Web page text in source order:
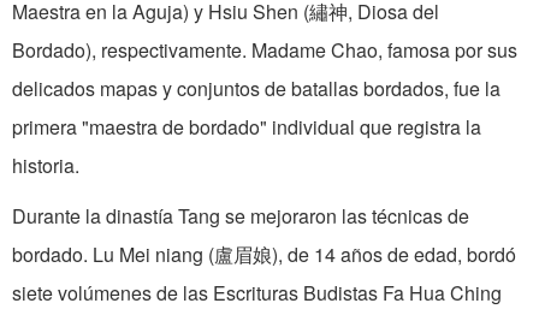
Maestra en la Aguja) y Hsiu Shen (繡神, Diosa del
Bordado), respectivamente. Madame Chao, famosa por sus
delicados mapas y conjuntos de batallas bordados, fue la
primera "maestra de bordado" individual que registra la
historia.
Durante la dinastía Tang se mejoraron las técnicas de
bordado. Lu Mei­ niang (盧眉娘), de 14 años de edad, bordó
siete volúmenes de las Escrituras Budistas Fa Hua Ching